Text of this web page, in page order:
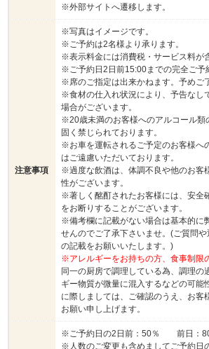
※外部サイトへ遷移します。
注意事項
※写真はイメージです。
※ご予約は2名様より承ります。
※表示料金には消費税・サービス料が
※ご予約日2日前15:00までの完全ご予
※席のご指定は出来かねます。予めご
※食材の仕入れ状況により、予告なし
場合がございます。
※20歳未満のお客様へのアルコール類
固く禁じられております。
※お車を運転されるご予定のお客様へ
はご遠慮いただいております。
※過度な飲酒は、体調不良や他のお客
性がございます。
※著しく酩酊されたお客様には、安全
をお断りすることがございます。
※備考欄に記載がない場合は基本的に
せんのでご了承下さいませ。(ご質問
の記載をお願いいたします。)
※アレルギーをお持ちの方、食事制限
同一の厨房で調理している為、調理の
ギー物質が微量に混入するなどの可能
に際しましては、ご確認のうえ、お客
お願い申し上げます。
※ご予約日の2日前：50％ 前日：
※人数のご変更も含めましてご予約日